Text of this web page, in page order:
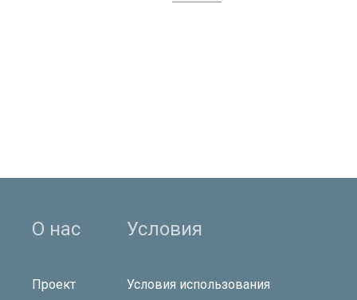
О нас
Проект
Условия
Условия использования